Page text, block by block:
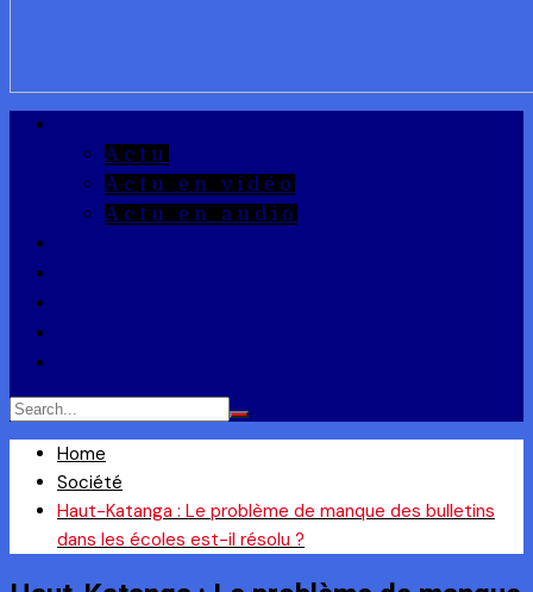
Actu
Actu en vidéo
Actu en audio
Home
Société
Haut-Katanga : Le problème de manque des bulletins
dans les écoles est-il résolu ?